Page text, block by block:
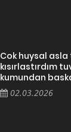
Cok huysal asla
kısırlastırdım
kumundan
02.03.2026